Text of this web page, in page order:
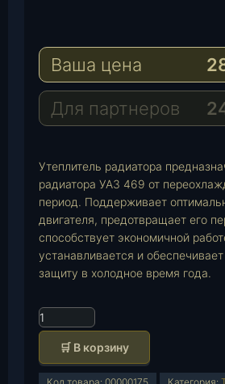
e
r
a
m
a
s
A
p
a
i
l
Ваша цена
Для партнеров
Утеплитель радиатора
радиатора УАЗ 469 от
период. Поддерживает
двигателя, предотвращает его
способствует экономичной
устанавливается и
защиту в холодное время года.
К
о
и
🛒 В корзину